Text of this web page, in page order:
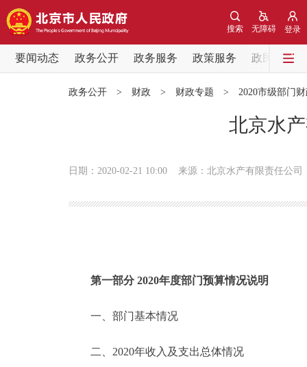
登录
无障碍
搜索
要闻动态 政务公开 政务服务 政策服务
政民互动
政务公开 > 财政 > 财政专题 > 2020市级部门
北京水
日期：2020-02-21 10:00 来源：北京水产有限责任公司
第一部分 2020年度部门预算情况说明
一、部门基本情况
二、2020年收入及支出总体情况